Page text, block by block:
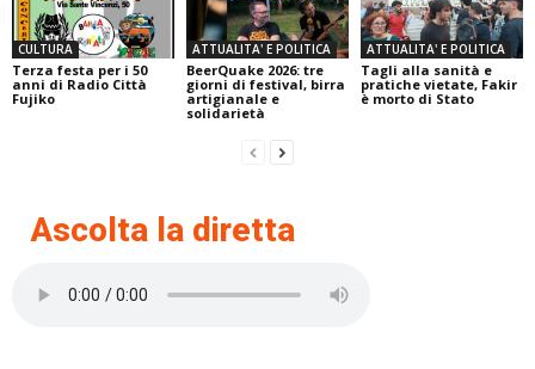
CULTURA
Terza festa per i 50
anni di Radio Città
Fujiko
ATTUALITA' E POLITICA
BeerQuake 2026: tre
giorni di festival, birra
artigianale e
solidarietà
ATTUALITA' E POLITICA
Tagli alla sanità e
pratiche vietate, Fakir
è morto di Stato
Ascolta la diretta